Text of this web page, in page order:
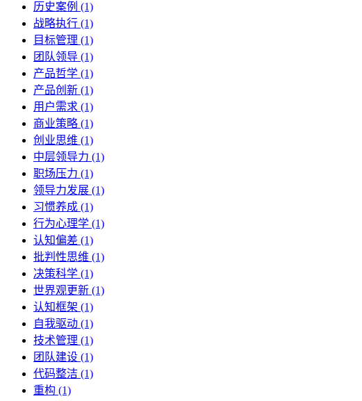
历史案例 (1)
战略执行 (1)
目标管理 (1)
团队领导 (1)
产品哲学 (1)
产品创新 (1)
用户需求 (1)
商业策略 (1)
创业思维 (1)
中层领导力 (1)
职场压力 (1)
领导力发展 (1)
习惯养成 (1)
行为心理学 (1)
认知偏差 (1)
批判性思维 (1)
决策科学 (1)
世界观更新 (1)
认知框架 (1)
自我驱动 (1)
技术管理 (1)
团队建设 (1)
代码整洁 (1)
重构 (1)